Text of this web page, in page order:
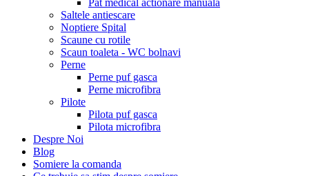
Saltele antiescare
Noptiere Spital
Scaune cu rotile
Scaun toaleta - WC bolnavi
Perne
Perne puf gasca
Perne microfibra
Pilote
Pilota puf gasca
Pilota microfibra
Despre Noi
Blog
Somiere la comanda